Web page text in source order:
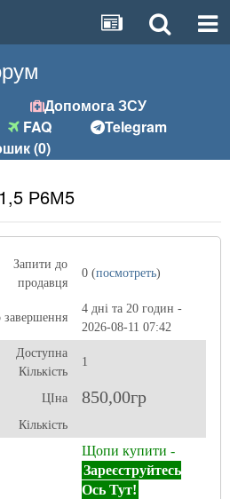
Допомога ЗСУ
FAQ
Telegram
(0)
Р6М5
Запити до
продавця
0 (посмотреть)
4 дні та 20 годин -
2026-08-11 07:42
Доступна
Кількість
1
ЦІна 850,00гр
Кількість
Щопи купити -
Зареєструйтесь
Ось Тут!